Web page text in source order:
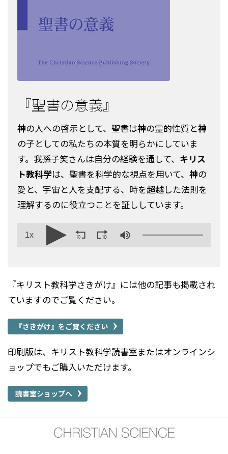
『聖書の意義』
神の人への啓示として、聖書は神の霊的性質と神
の子としての私たちの本質を明らかにしていま
す。我孫子笑さんは自分の経験を通して、 キリス
ト教科学は、聖書を科学的な視点を用いて、 神の
愛と、宇宙と人を支配する、時を超越した法則を
理解するのに役立つことを証ししています。
1x
『キリスト教科学さきがけ』には他の記事も掲載され
ていますのでご覧ください。
『さきがけ』 をご覧ください
印刷版は、キリスト教科学読書室またはオンラインシ
ョップでもご購入いただけます。
読書室ショップへ